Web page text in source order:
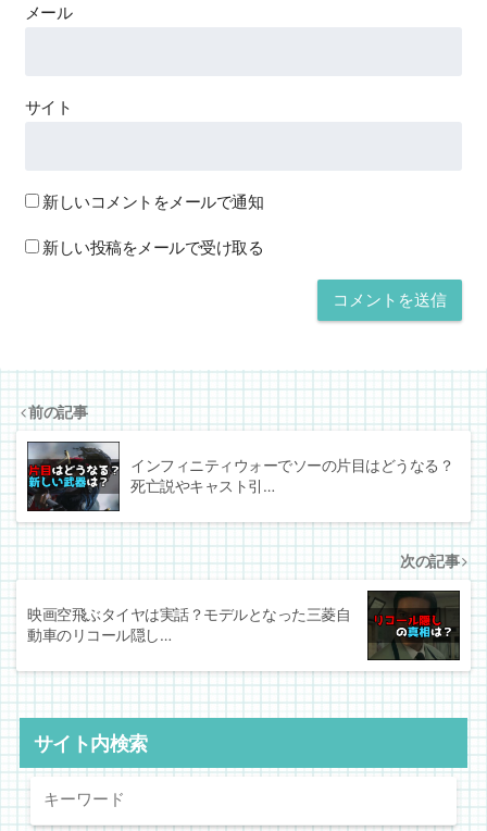
メール
サイト
新しいコメントをメールで通知
新しい投稿をメールで受け取る
前の記事
インフィニティウォーでソーの片目はどうなる？
死亡説やキャスト引…
次の記事
映画空飛ぶタイヤは実話？モデルとなった三菱自
動車のリコール隠し…
サイト内検索